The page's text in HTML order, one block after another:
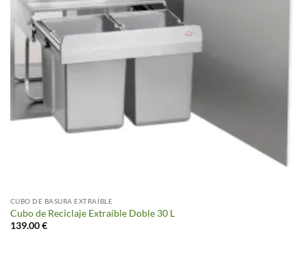
CUBO DE BASURA EXTRAÍBLE
Cubo de Reciclaje Extraíble Doble 30 L
139.00€